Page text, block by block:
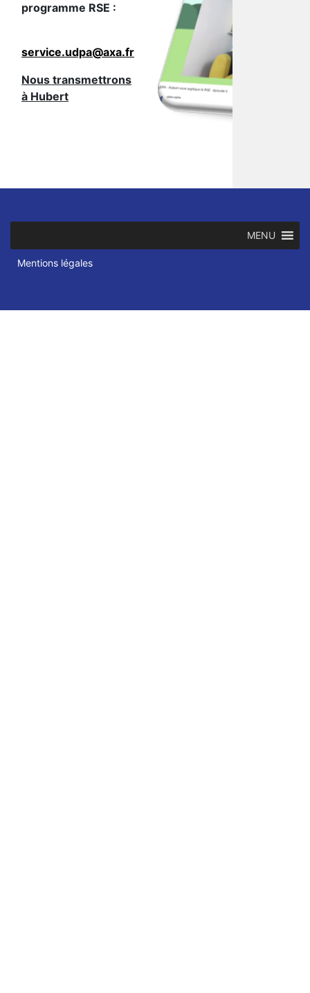
programme RSE :
service.udpa@axa.fr
Nous transmettrons
à Hubert
MENU
Mentions légales